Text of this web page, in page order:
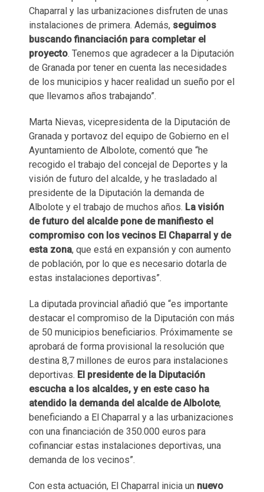
Chaparral y las urbanizaciones disfruten de unas
instalaciones de primera. Además, seguimos
buscando financiación para completar el
proyecto. Tenemos que agradecer a la Diputación
de Granada por tener en cuenta las necesidades
de los municipios y hacer realidad un sueño por el
que llevamos años trabajando”.
Marta Nievas, vicepresidenta de la Diputación de
Granada y portavoz del equipo de Gobierno en el
Ayuntamiento de Albolote, comentó que “he
recogido el trabajo del concejal de Deportes y la
visión de futuro del alcalde, y he trasladado al
presidente de la Diputación la demanda de
Albolote y el trabajo de muchos años. La visión
de futuro del alcalde pone de manifiesto el
compromiso con los vecinos El Chaparral y de
esta zona, que está en expansión y con aumento
de población, por lo que es necesario dotarla de
estas instalaciones deportivas”.
La diputada provincial añadió que “es importante
destacar el compromiso de la Diputación con más
de 50 municipios beneficiarios. Próximamente se
aprobará de forma provisional la resolución que
destina 8,7 millones de euros para instalaciones
deportivas. El presidente de la Diputación
escucha a los alcaldes, y en este caso ha
atendido la demanda del alcalde de Albolote,
beneficiando a El Chaparral y a las urbanizaciones
con una financiación de 350.000 euros para
cofinanciar estas instalaciones deportivas, una
demanda de los vecinos”.
Con esta actuación, El Chaparral inicia un nuevo